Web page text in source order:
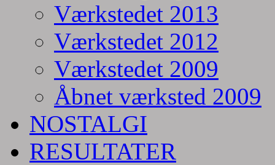
Værkstedet 2013
Værkstedet 2012
Værkstedet 2009
Åbnet værksted 2009
NOSTALGI
RESULTATER